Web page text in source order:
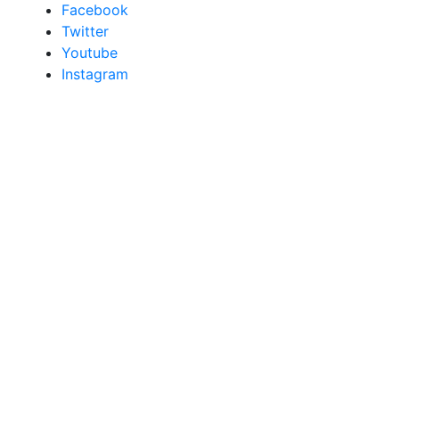
Facebook
Twitter
Youtube
Instagram